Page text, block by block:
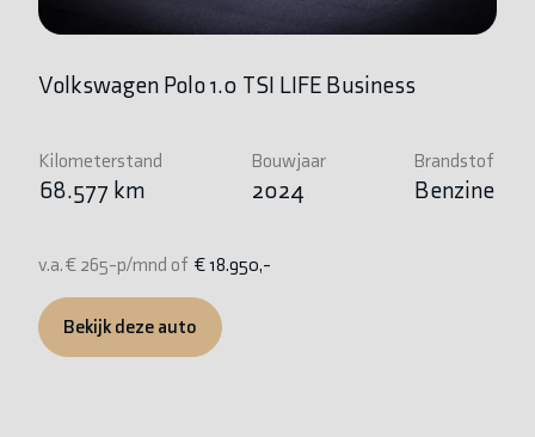
Volkswagen Polo 1.0 TSI LIFE Business
Kilometerstand
68.577 km
Bouwjaar
2024
Brandstof
Benzine
v.a. € 265-p/mnd of € 18.950,-
Bekijk deze auto